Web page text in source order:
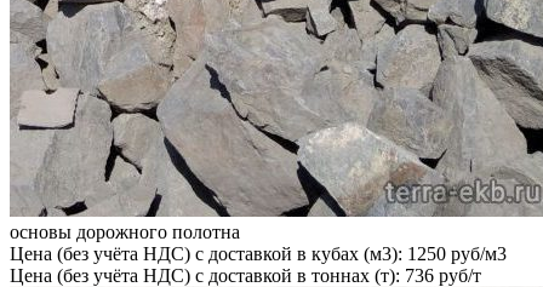
основы дорожного полотна
Цена (без учёта НДС) с доставкой в кубах (м3): 1250 руб/м3
Цена (без учёта НДС) с доставкой в тоннах (т): 736 руб/т